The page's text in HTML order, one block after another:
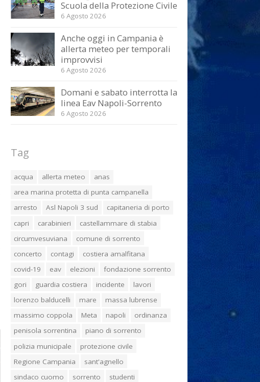
Scuola della Protezione Civile
6 Agosto 2026
Anche oggi in Campania è
allerta meteo per temporali
improvvisi
6 Agosto 2026
Domani e sabato interrotta la
linea Eav Napoli-Sorrento
6 Agosto 2026
Tag
acqua allerta meteo
anas
area marina protetta di punta campanella
arresto
Asl Napoli 3 sud
capitaneria di porto
capri
carabinieri
castellammare di stabia
circumvesuviana
comune di sorrento
concerto
contagi
costiera amalfitana
covid-19
eav elezioni
fondazione sorrento
gori
guardia costiera incidente
lavori
lorenzo balducelli
mare
massa lubrense
massimo coppola
Meta napoli
ordinanza
penisola sorrentina
piano di sorrento
polizia municipale
protezione civile
Regione Campania
sant'agnello
sindaco cuomo
sorrento
studenti